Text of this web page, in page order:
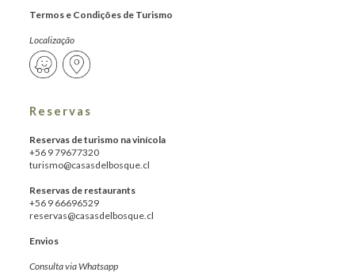
Termos e Condições de Turismo
Localização
Reservas
Reservas de turismo na vinícola
+56 9 79677320
turismo@casasdelbosque.cl
Reservas de restaurants
+56 9 66696529
reservas@casasdelbosque.cl
Envios
Consulta via Whatsapp